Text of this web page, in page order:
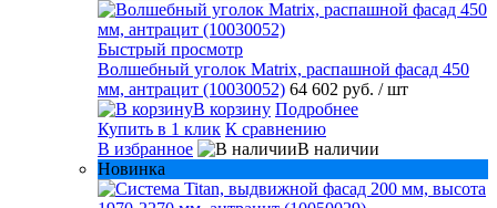
Быстрый просмотр
Волшебный уголок Matrix, распашной фасад 450
мм, антрацит (10030052) 64 602 руб. / шт
В корзину Подробнее
Купить в 1 клик К сравнению
В избранное
В наличии
Новинка